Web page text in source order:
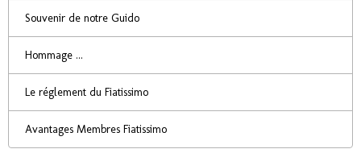
Souvenir de notre Guido
Hommage ...
Le réglement du Fiatissimo
Avantages Membres Fiatissimo